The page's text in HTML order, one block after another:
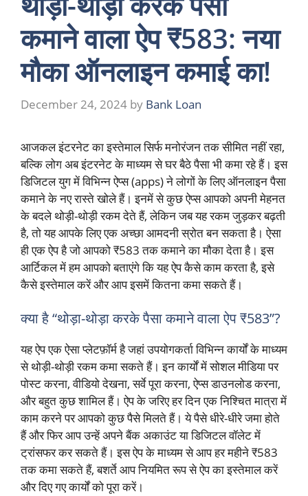
कमाने वाला ऐप ₹583: नया
मौका ऑनलाइन कमाई का!
December 24, 2024 by Bank Loan
आजकल इंटरनेट का इस्तेमाल सिर्फ मनोरंजन तक सीमित नहीं रहा,
बल्कि लोग अब इंटरनेट के माध्यम से घर बैठे पैसा भी कमा रहे हैं। इस
डिजिटल युग में विभिन्न ऐप्स (apps) ने लोगों के लिए ऑनलाइन पैसा
कमाने के नए रास्ते खोले हैं। इनमें से कुछ ऐप्स आपको अपनी मेहनत
के बदले थोड़ी-थोड़ी रकम देते हैं, लेकिन जब यह रकम जुड़कर बढ़ती
है, तो यह आपके लिए एक अच्छा आमदनी स्रोत बन सकता है। ऐसा
ही एक ऐप है जो आपको ₹583 तक कमाने का मौका देता है। इस
आर्टिकल में हम आपको बताएंगे कि यह ऐप कैसे काम करता है, इसे
कैसे इस्तेमाल करें और आप इसमें कितना कमा सकते हैं।
क्या है “थोड़ा-थोड़ा करके पैसा कमाने वाला ऐप ₹583”?
यह ऐप एक ऐसा प्लेटफ़ॉर्म है जहां उपयोगकर्ता विभिन्न कार्यों के माध्यम
से थोड़ी-थोड़ी रकम कमा सकते हैं। इन कार्यों में सोशल मीडिया पर
पोस्ट करना, वीडियो देखना, सर्वे पूरा करना, ऐप्स डाउनलोड करना,
और बहुत कुछ शामिल हैं। ऐप के जरिए हर दिन एक निश्चित मात्रा में
काम करने पर आपको कुछ पैसे मिलते हैं। ये पैसे धीरे-धीरे जमा होते
हैं और फिर आप उन्हें अपने बैंक अकाउंट या डिजिटल वॉलेट में
ट्रांसफर कर सकते हैं। इस ऐप के माध्यम से आप हर महीने ₹583
तक कमा सकते हैं, बशर्ते आप नियमित रूप से ऐप का इस्तेमाल करें
और दिए गए कार्यों को पूरा करें।